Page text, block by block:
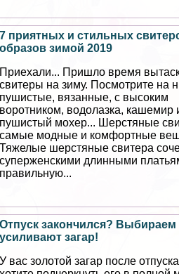
7 приятных и стильных
образов зимой 2019
Приехали... Пришло время
свитеры на зиму. Посмотрите на
пушистые, вязанные, с высоким
воротником, водолазка, кашемир
пушистый мохер... Шерстяные
самые модные и комфортные
Тяжелые шерстяные свитера
суперженскими длинными
правильную...
Отпуск закончился? Выбираем
усиливают загар!
У вас золотой загар после